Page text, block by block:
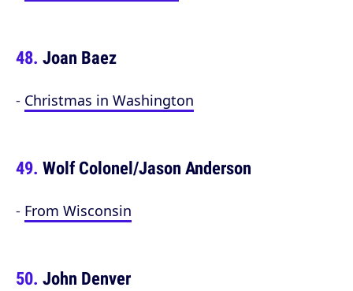
Joan Baez
- Christmas in Washington
Wolf Colonel/Jason Anderson
- From Wisconsin
John Denver